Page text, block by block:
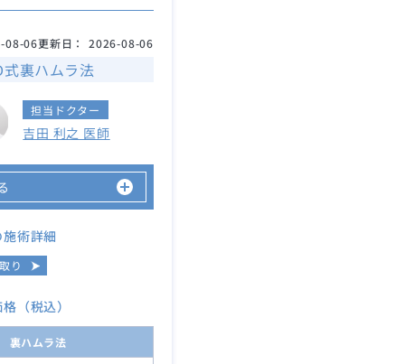
08-06更新日： 2026-08-06
式裏ハムラ法
担当ドクター
吉田 利之 医師
術詳細
り
（税込）
裏ハムラ法